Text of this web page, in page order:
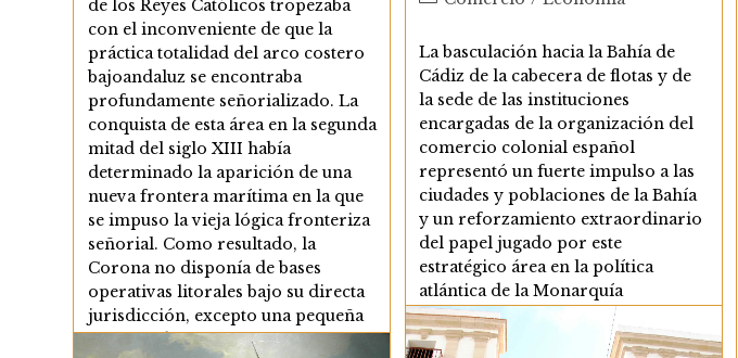
de los Reyes Católicos tropezaba
con el inconveniente de que la
práctica totalidad del arco costero
bajoandaluz se encontraba
profundamente señorializado. La
conquista de esta área en la segunda
mitad del siglo XIII había
determinado la aparición de una
nueva frontera marítima en la que
se impuso la vieja lógica fronteriza
señorial. Como resultado, la
Corona no disponía de bases
operativas litorales bajo su directa
jurisdicción, excepto una pequeña
porción de…
la
entrada:
La basculación hacia la Bahía de
Cádiz de la cabecera de flotas y de
la sede de las instituciones
encargadas de la organización del
comercio colonial español
representó un fuerte impulso a las
ciudades y poblaciones de la Bahía
y un reforzamiento extraordinario
del papel jugado por este
estratégico área en la política
atlántica de la Monarquía
Hispánica. Ya desde el siglo XVI, la
Bahía de Cádiz había completado